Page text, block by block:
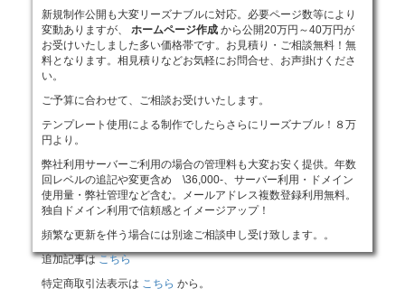
新規制作公開も大変リーズナブルに対応。必要ページ数等により
変動ありますが、ホームページ作成から公開20万円～40万円が
お受けいたしました多い価格帯です。お見積り・ご相談無料！無
料となります。相見積りなどお気軽にお問合せ、お声掛けくださ
い。
ご予算に合わせて、ご相談お受けいたします。
テンプレート使用による制作でしたらさらにリーズナブル！８万
円より。
弊社利用サーバーご利用の場合の管理料も大変お安く提供。年数
回レベルの追記や変更含め \36,000-、サーバー利用・ドメイン
使用量・弊社管理など含む。メールアドレス複数登録利用無料。
独自ドメイン利用で信頼感とイメージアップ！
頻繁な更新を伴う場合には別途ご相談申し受け致します。。
追加記事はこちら
特定商取引法表示は こちらから。